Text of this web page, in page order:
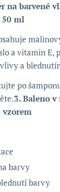
na barvené
ml
a vitamin E,
a
po
3. Baleno
vzorem
barvy
barvy